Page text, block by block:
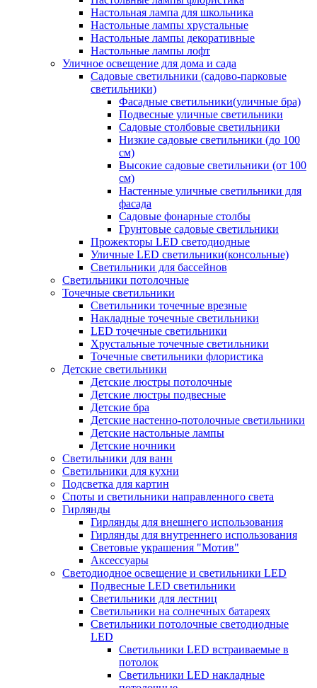
Настольная лампа для школьника
Настольные лампы хрустальные
Настольные лампы декоративные
Настольные лампы лофт
Уличное освещение для дома и сада
Садовые светильники (садово-парковые
светильники)
Фасадные светильники(уличные бра)
Подвесные уличные светильники
Садовые столбовые светильники
Низкие садовые светильники (до 100
см)
Высокие садовые светильники (от 100
см)
Настенные уличные светильники для
фасада
Садовые фонарные столбы
Грунтовые садовые светильники
Прожекторы LED светодиодные
Уличные LED светильники(консольные)
Светильники для бассейнов
Светильники потолочные
Точечные светильники
Светильники точечные врезные
Накладные точечные светильники
LED точечные светильники
Хрустальные точечные светильники
Точечные светильники флористика
Детские светильники
Детские люстры потолочные
Детские люстры подвесные
Детские бра
Детские настенно-потолочные светильники
Детские настольные лампы
Детские ночники
Светильники для ванн
Светильники для кухни
Подсветка для картин
Споты и светильники направленного света
Гирлянды
Гирлянды для внешнего использования
Гирлянды для внутреннего использования
Световые украшения "Мотив"
Аксессуары
Светодиодное освещение и светильники LED
Подвесные LED светильники
Светильники для лестниц
Светильники на солнечных батареях
Светильники потолочные светодиодные
LED
Cветильники LED встраиваемые в
потолок
Светильники LED накладные